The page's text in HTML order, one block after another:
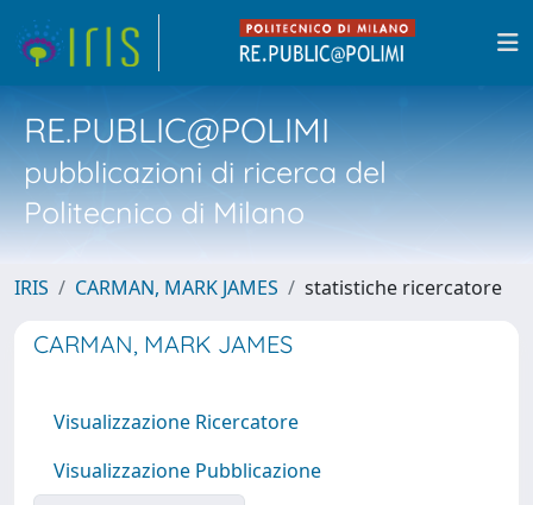
RE.PUBLIC@POLIMI
pubblicazioni di ricerca del
Politecnico di Milano
IRIS CARMAN, MARK JAMES statistiche ricercatore
CARMAN, MARK JAMES
Visualizzazione Ricercatore
Visualizzazione Pubblicazione